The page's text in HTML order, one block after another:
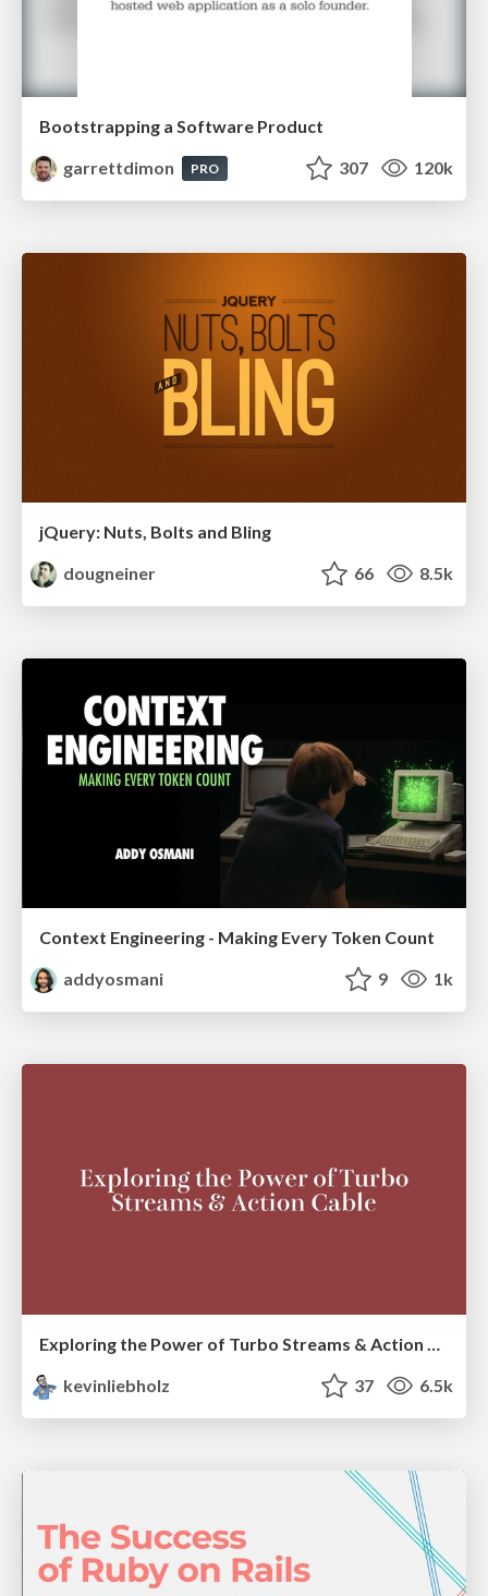
Bootstrapping a Software Product
garrettdimon
PRO 307 120k
jQuery: Nuts, Bolts and Bling
dougneiner
66 8.5k
Context Engineering - Making Every Token Count
addyosmani
9 1k
Exploring the Power of Turbo Streams & Action Cable | RailsConf2023
kevinliebholz
37 6.5k